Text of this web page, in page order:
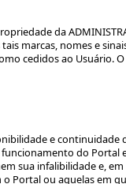
da
marcas, nomes e
cedidos ao
e
do Portal e
sua infalibilidade e,
Portal ou aquelas em